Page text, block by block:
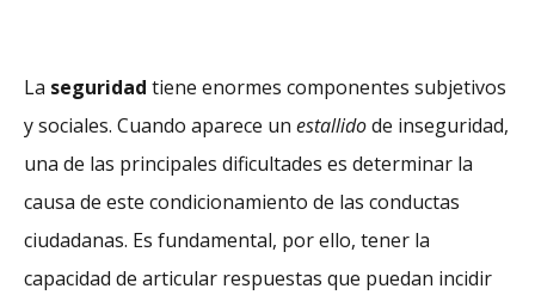
La seguridad tiene enormes componentes subjetivos
y sociales. Cuando aparece un estallidode inseguridad,
una de las principales dificultades es determinar la
causa de este condicionamiento de las conductas
ciudadanas. Es fundamental, por ello, tener la
capacidad de articular respuestas que puedan incidir